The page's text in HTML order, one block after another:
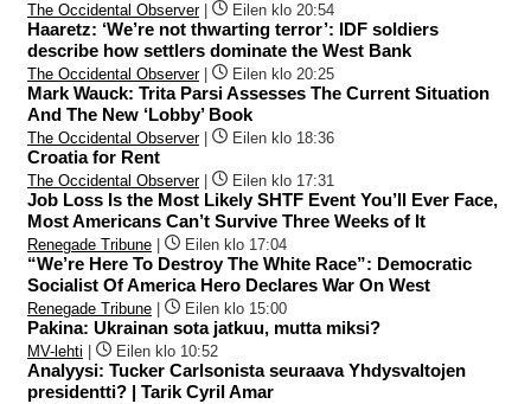
The Occidental Observer| Eilen klo 20:54
Haaretz: ‘We’re not thwarting terror’: IDF soldiers
describe how settlers dominate the West Bank
The Occidental Observer| Eilen klo 20:25
Mark Wauck: Trita Parsi Assesses The Current Situation
And The New ‘Lobby’ Book
The Occidental Observer| Eilen klo 18:36
Croatia for Rent
The Occidental Observer| Eilen klo 17:31
Job Loss Is the Most Likely SHTF Event You’ll Ever Face,
Most Americans Can’t Survive Three Weeks of It
Renegade Tribune Eilen klo 17:04
“We’re Here To Destroy The White Race”: Democratic
Socialist Of America Hero Declares War On West
Renegade Tribune Eilen klo 15:00
Pakina: Ukrainan sota jatkuu, mutta miksi?
MV-lehti Eilen klo 10:52
Analyysi: Tucker Carlsonista seuraava Yhdysvaltojen
presidentti? | Tarik Cyril Amar